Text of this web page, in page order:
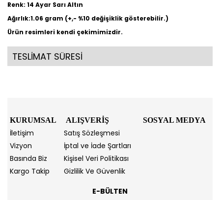
Renk: 14 Ayar Sarı Altın
Ağırlık:1.06 gram (+,- %10 değişiklik gösterebilir.)
Ürün resimleri kendi çekimimizdir.
TESLİMAT SÜRESİ
KURUMSAL ALIŞVERİŞ SOSYAL MEDYA
İletişim
Satış Sözleşmesi
Vizyon
İptal ve İade Şartları
Basında Biz
Kişisel Veri Politikası
Kargo Takip
Gizlilik Ve Güvenlik
E-BÜLTEN